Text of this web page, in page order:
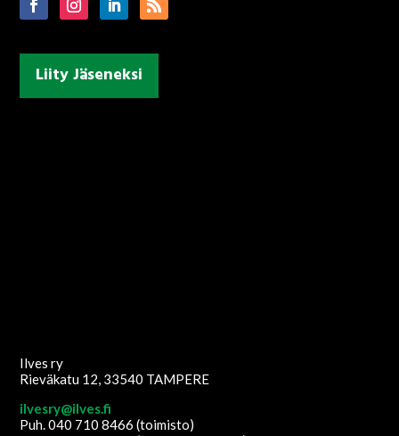
Liity Jäseneksi
Ilves ry
Rieväkatu 12, 33540 TAMPERE
ilvesry@ilves.fi
Puh. 040 710 8466 (toimisto)